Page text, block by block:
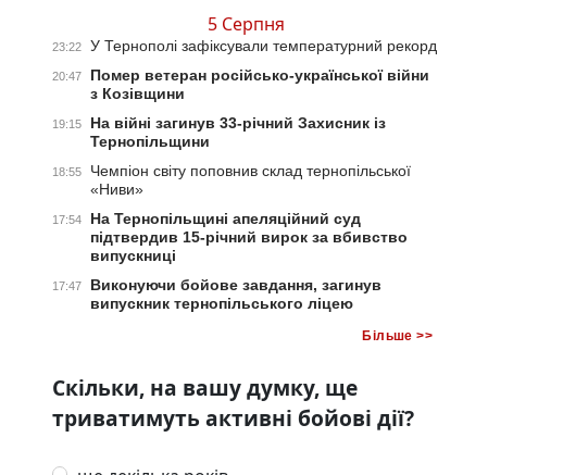
5 Серпня
23:22 У Тернополі зафіксували температурний рекорд
20:47
Помер ветеран російсько-української війни
з Козівщини
19:15
На війні загинув 33-річний Захисник із
Тернопільщини
18:55
Чемпіон світу поповнив склад тернопільської
«Ниви»
17:54
На Тернопільщині апеляційний суд
підтвердив 15-річний вирок за вбивство
випускниці
17:47
Виконуючи бойове завдання, загинув
випускник тернопільського ліцею
Більше >>
Скільки, на вашу думку, ще
триватимуть активні бойові дії?